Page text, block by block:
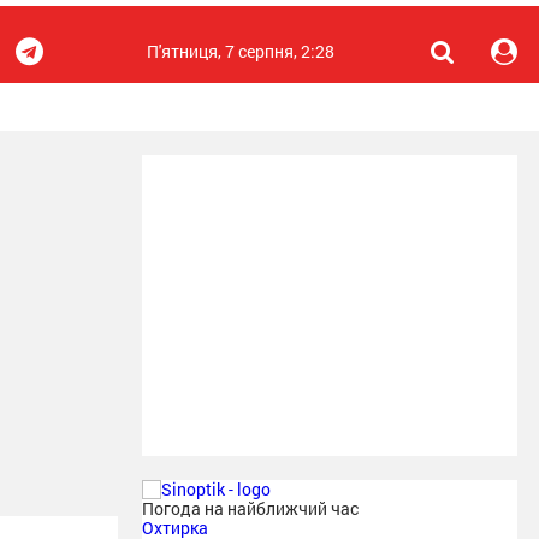
П'ятниця, 7 серпня, 2:28
Погода на найближчий час
Охтирка